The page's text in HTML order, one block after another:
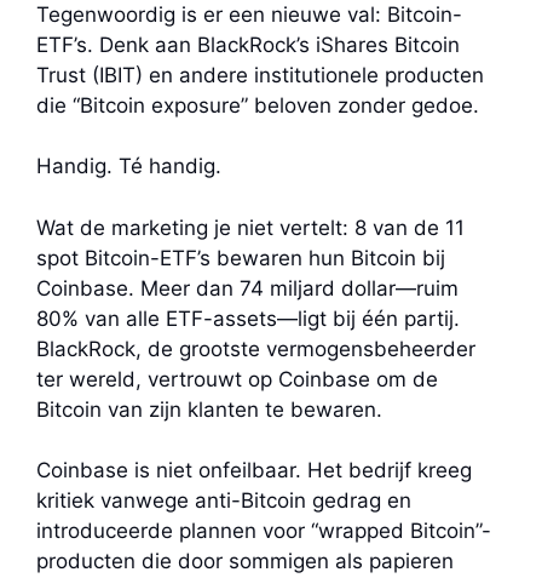
Tegenwoordig is er een nieuwe val: Bitcoin-
ETF’s. Denk aan BlackRock’s iShares Bitcoin
Trust (IBIT) en andere institutionele producten
die “Bitcoin exposure” beloven zonder gedoe.
Handig. Té handig.
Wat de marketing je niet vertelt: 8 van de 11
spot Bitcoin-ETF’s bewaren hun Bitcoin bij
Coinbase. Meer dan 74 miljard dollar—ruim
80% van alle ETF-assets—ligt bij één partij.
BlackRock, de grootste vermogensbeheerder
ter wereld, vertrouwt op Coinbase om de
Bitcoin van zijn klanten te bewaren.
Coinbase is niet onfeilbaar. Het bedrijf kreeg
kritiek vanwege anti-Bitcoin gedrag en
introduceerde plannen voor “wrapped Bitcoin”-
producten die door sommigen als papieren